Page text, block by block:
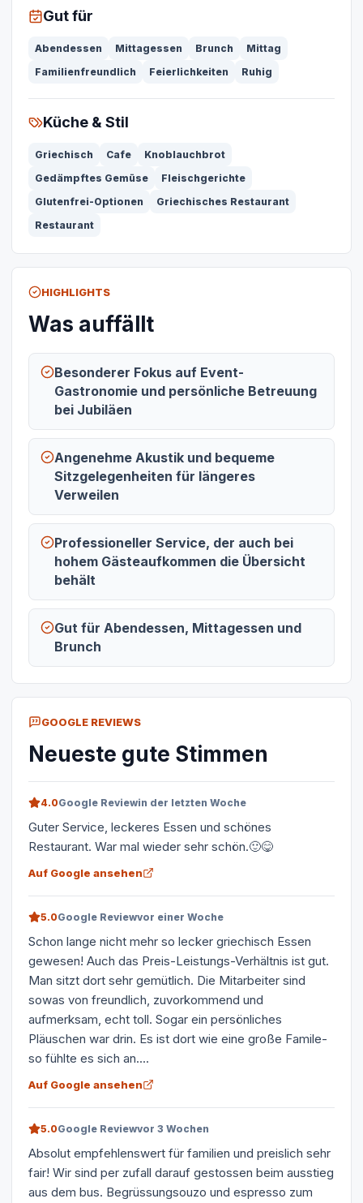
Gut für
Abendessen Mittagessen Brunch
Mittag
Familienfreundlich
Feierlichkeiten Ruhig
Küche & Stil
Griechisch Cafe
Knoblauchbrot
Gedämpftes Gemüse
Fleischgerichte
Glutenfrei-Optionen
Griechisches Restaurant
Restaurant
HIGHLIGHTS
Was auffällt
Besonderer Fokus auf Event-
Gastronomie und persönliche Betreuung
bei Jubiläen
Angenehme Akustik und bequeme
Sitzgelegenheiten für längeres
Verweilen
Professioneller Service, der auch bei
hohem Gästeaufkommen die Übersicht
behält
Gut für Abendessen, Mittagessen und
Brunch
GOOGLE REVIEWS
Neueste gute Stimmen
4.0Google Reviewin der letzten Woche
Guter Service, leckeres Essen und schönes
Restaurant. War mal wieder sehr schön.🙂😋
Auf Google ansehen
5.0Google Reviewvor einer Woche
Schon lange nicht mehr so lecker griechisch Essen
gewesen! Auch das Preis-Leistungs-Verhältnis ist gut.
Man sitzt dort sehr gemütlich. Die Mitarbeiter sind
sowas von freundlich, zuvorkommend und
aufmerksam, echt toll. Sogar ein persönliches
Pläuschen war drin. Es ist dort wie eine große Famile-
so fühlte es sich an....
Auf Google ansehen
5.0Google Reviewvor 3 Wochen
Absolut empfehlenswert für familien und preislich sehr
fair! Wir sind per zufall darauf gestossen beim ausstieg
aus dem bus. Begrüssungsouzo und espresso zum